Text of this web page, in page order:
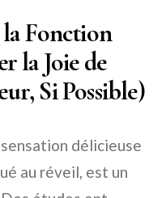
Fonction
la Joie de
Si Possible)
délicieuse
au réveil, est un